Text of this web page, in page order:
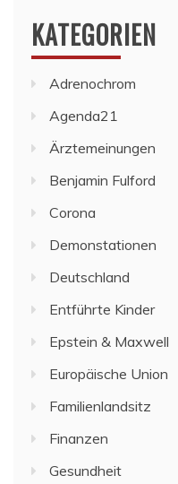
KATEGORIEN
Adrenochrom
Agenda21
Ärztemeinungen
Benjamin Fulford
Corona
Demonstationen
Deutschland
Entführte Kinder
Epstein & Maxwell
Europäische Union
Familienlandsitz
Finanzen
Gesundheit